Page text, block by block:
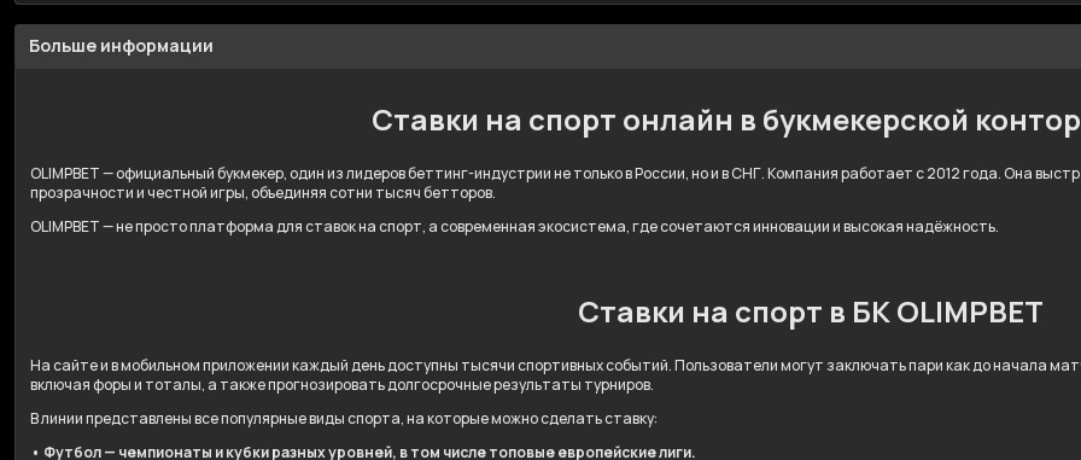
Больше информации
Ставки на спорт онлайн в букмекерской
OLIMPBET — официальный букмекер, один из лидеров беттинг-индустрии не только в России, но и в СНГ. Компания работает с 2012 года. Она
прозрачности и честной игры, объединяя сотни тысяч бетторов.
OLIMPBET — не просто платформа для ставок на спорт, а современная экосистема, где сочетаются инновации и высокая надёжность.
Ставки на спорт в БК OLIMPBET
На сайте и в мобильном приложении каждый день доступны тысячи спортивных событий. Пользователи могут заключать пари как до начала
включая форы и тоталы, а также прогнозировать долгосрочные результаты турниров.
В линии представлены все популярные виды спорта, на которые можно сделать ставку:
• Футбол — чемпионаты и кубки разных уровней, в том числе топовые европейские лиги.